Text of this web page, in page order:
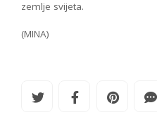
zemlje svijeta.
(MINA)